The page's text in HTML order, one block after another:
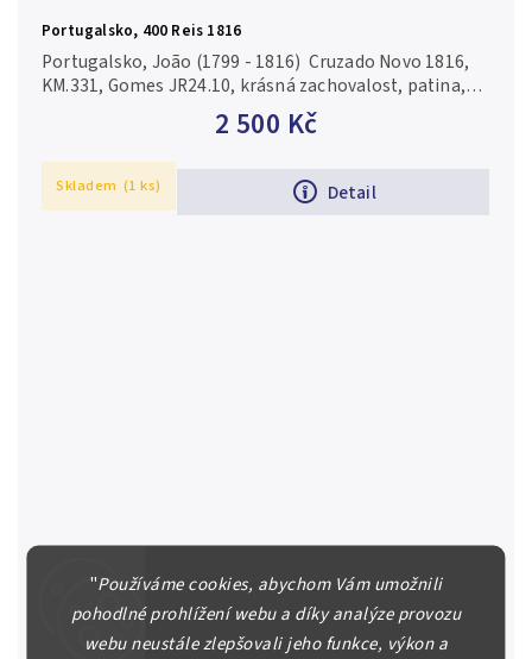
"Používáme cookies, abychom Vám umožnili
pohodlné prohlížení webu a díky analýze provozu
webu neustále zlepšovali jeho funkce, výkon a
Portugalsko, 400 Reis 1816
2 500 Kč
Detail
Portugalsko, João (1799 - 1816) Cruzado Novo 1816,
KM.331, Gomes JR24.10, krásná zachovalost, patina,
lesk, drobné vady střížku
Skladem (1 ks)
Portugalsko, 40 Reis 1823
Portugalsko, João VI. (1816 - 1826) Pataco 1823,